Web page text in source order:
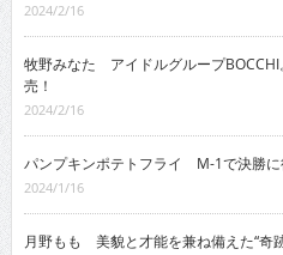
2024/2/16
牧野みなた アイドルグループ
売！
2024/2/16
パンプキンポテトフライ M-1で決勝に
2024/1/16
月野もも 美貌と才能を兼ね備えた“奇